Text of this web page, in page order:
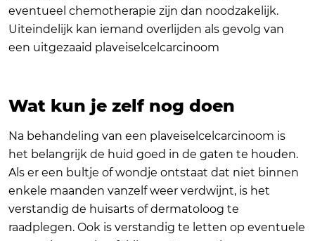
eventueel chemotherapie zijn dan noodzakelijk.
Uiteindelijk kan iemand overlijden als gevolg van
een uitgezaaid plaveiselcelcarcinoom
Wat kun je zelf nog doen
Na behandeling van een plaveiselcelcarcinoom is
het belangrijk de huid goed in de gaten te houden.
Als er een bultje of wondje ontstaat dat niet binnen
enkele maanden vanzelf weer verdwijnt, is het
verstandig de huisarts of dermatoloog te
raadplegen. Ook is verstandig te letten op eventuele